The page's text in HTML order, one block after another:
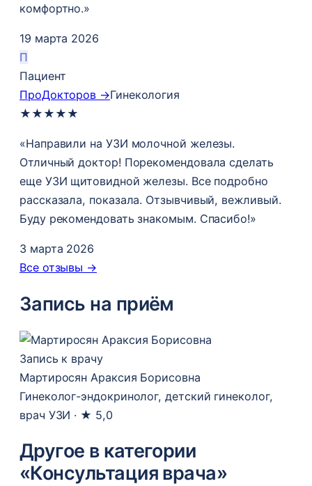
комфортно.»
19 марта 2026
П
Пациент
ПроДокторов →Гинекология
★ ★ ★ ★ ★
«Направили на УЗИ молочной железы.
Отличный доктор! Порекомендовала сделать
еще УЗИ щитовидной железы. Все подробно
рассказала, показала. Отзывчивый, вежливый.
Буду рекомендовать знакомым. Спасибо!»
3 марта 2026
Все отзывы →
Запись на приём
Запись к врачу
Мартиросян Араксия Борисовна
Гинеколог-эндокринолог, детский гинеколог,
врач УЗИ · ★ 5,0
Другое в категории
«Консультация врача»